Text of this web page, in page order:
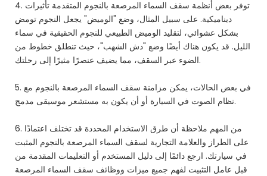
4. توفر بعض أنظمة سقف السماء المرصعة بالنجوم المتقدمة تأثيرات
ديناميكية. على سبيل المثال، وضع "الوميض" يجعل النجوم تومض
بشكل عشوائي، لتقليد الوميض الطبيعي للنجوم الحقيقية في سماء
الليل. قد يكون هناك أيضًا وضع "دش الشهب"، حيث تنطلق خطوط من
الضوء عبر السقف، مما يضيف عنصرًا مثيرًا إلى رحلتك.
5. في بعض الحالات، يمكن مزامنة سقف السماء المرصعة بالنجوم مع
نظام الصوت في السيارة أو أن يكون به مستشعر موسيقى مدمج.
6. من المهم ملاحظة أن طرق الاستخدام المحددة قد تختلف اعتمادًا
على الطراز والعلامة التجارية لسقف السماء المرصعة بالنجوم المثبت
في سيارتك. ارجع دائمًا إلى دليل المستخدم أو التعليمات المقدمة من
قبل عامل التثبيت لفهم جميع ميزات ووظائف سقف السماء المرصعة